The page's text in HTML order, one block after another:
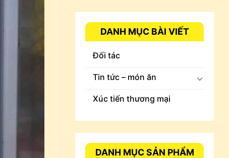
DANH MỤC BÀI VIẾT
Đối tác
Tin tức – món ăn
Xúc tiến thương mại
DANH MỤC SẢN PHẨM